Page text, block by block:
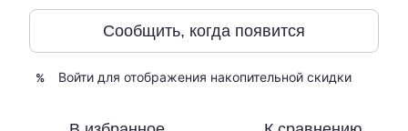
Сообщить, когда появится
% Войти для отображения накопительной скидки